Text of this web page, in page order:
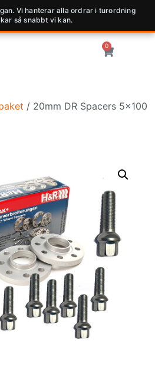
Vi hanterar alla ordrar i turordning
så snabbt vi kan.
0
/ 20mm DR Spacers 5×100